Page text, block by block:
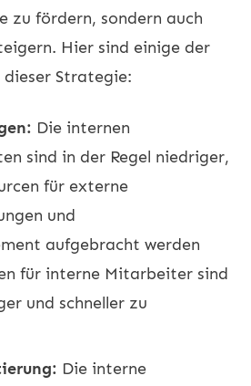
zu fördern, sondern auch
Hier sind einige der
Strategie:
Die internen
sind in der Regel niedriger,
für externe
und
aufgebracht werden
für interne Mitarbeiter sind
und schneller zu
Die interne